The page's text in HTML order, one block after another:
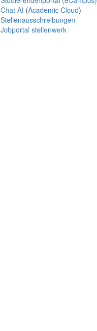
Chat AI (Academic Cloud)
Stellenausschreibungen
Jobportal stellenwerk